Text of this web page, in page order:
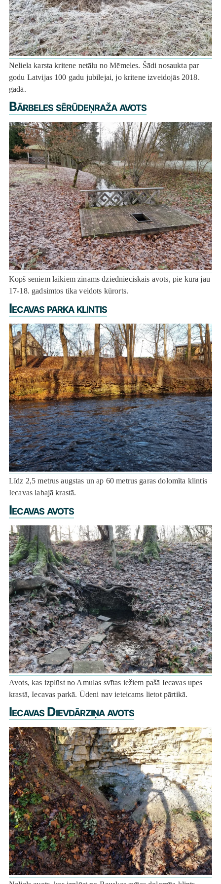
Neliela karsta kritene netālu no Mēmeles. Šādi nosaukta par
godu Latvijas 100 gadu jubilejai, jo kritene izveidojās 2018.
gadā.
Bārbeles sērūdeņraža avots
Kopš seniem laikiem zināms dziednieciskais avots, pie kura jau
17-18. gadsimtos tika veidots kūrorts.
Iecavas parka klintis
Līdz 2,5 metrus augstas un ap 60 metrus garas dolomīta klintis
Iecavas labajā krastā.
Iecavas avots
Avots, kas izplūst no Amulas svītas iežiem pašā Iecavas upes
krastā, Iecavas parkā. Ūdeni nav ieteicams lietot pārtikā.
Iecavas Dievdārziņa avots